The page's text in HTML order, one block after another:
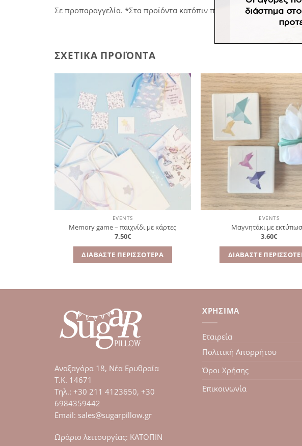
Σε προπαραγγελία. *Στα προϊόντα κατόπιν παραγγελίας δεν ισχύει
ΣΧΕΤΙΚΆ ΠΡΟΪΌΝΤΑ
Πρόσθήκη
στην
λίστα
επιθυμιών
EVENTS
Memory game – παιχνίδι με κάρτες
7.50€
ΔΙΑΒΆΣΤΕ ΠΕΡΙΣΣΌΤΕΡΑ
EVENTS
Μαγνητάκι με
3.60€
ΔΙΑΒΆΣΤΕ
Αναξαγόρα 18, Νέα Ερυθραία
Τ.Κ. 14671
Tηλ.: +30 211 4123650, +30
6984359442
Email: sales@sugarpillow.gr
Ωράριο λειτουργίας: ΚΑΤΟΠΙΝ
ΧΡΉΣΙΜΑ
Εταιρεία
Πολιτική Απορρήτου
Όροι Χρήσης
Επικοινωνία